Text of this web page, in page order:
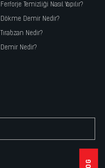
Ferforje Temizliği Nasıl Yapılır?
Dökme Demir Nedir?
Tırabzan Nedir?
Demir Nedir?